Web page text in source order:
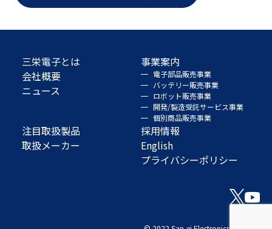
三栄電子とは
会社概要
ニュース
事業案内
電子部品販売事業
バッテリー販売事業
ロボット販売事業
開発/製造受託サービス事業
個別商品販売事業
注目取扱製品
取扱メーカー
採用情報
English
プライバシーポリシー